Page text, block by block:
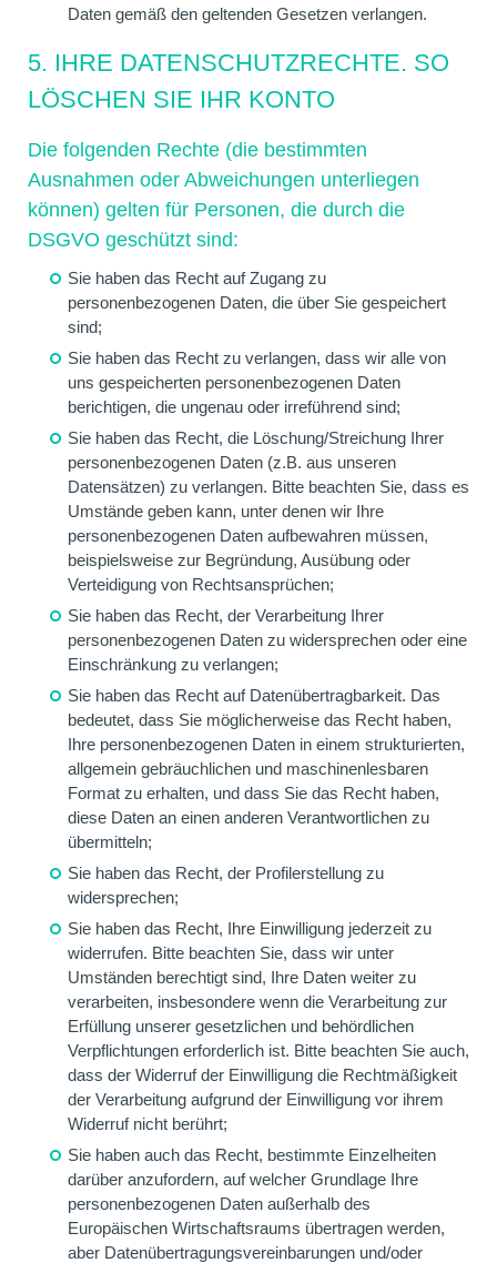
Daten gemäß den geltenden Gesetzen verlangen.
5. IHRE DATENSCHUTZRECHTE. SO
LÖSCHEN SIE IHR KONTO
Die folgenden Rechte (die bestimmten
Ausnahmen oder Abweichungen unterliegen
können) gelten für Personen, die durch die
DSGVO geschützt sind:
Sie haben das Recht auf Zugang zu
personenbezogenen Daten, die über Sie gespeichert
sind;
Sie haben das Recht zu verlangen, dass wir alle von
uns gespeicherten personenbezogenen Daten
berichtigen, die ungenau oder irreführend sind;
Sie haben das Recht, die Löschung/Streichung Ihrer
personenbezogenen Daten (z.B. aus unseren
Datensätzen) zu verlangen. Bitte beachten Sie, dass es
Umstände geben kann, unter denen wir Ihre
personenbezogenen Daten aufbewahren müssen,
beispielsweise zur Begründung, Ausübung oder
Verteidigung von Rechtsansprüchen;
Sie haben das Recht, der Verarbeitung Ihrer
personenbezogenen Daten zu widersprechen oder eine
Einschränkung zu verlangen;
Sie haben das Recht auf Datenübertragbarkeit. Das
bedeutet, dass Sie möglicherweise das Recht haben,
Ihre personenbezogenen Daten in einem strukturierten,
allgemein gebräuchlichen und maschinenlesbaren
Format zu erhalten, und dass Sie das Recht haben,
diese Daten an einen anderen Verantwortlichen zu
übermitteln;
Sie haben das Recht, der Profilerstellung zu
widersprechen;
Sie haben das Recht, Ihre Einwilligung jederzeit zu
widerrufen. Bitte beachten Sie, dass wir unter
Umständen berechtigt sind, Ihre Daten weiter zu
verarbeiten, insbesondere wenn die Verarbeitung zur
Erfüllung unserer gesetzlichen und behördlichen
Verpflichtungen erforderlich ist. Bitte beachten Sie auch,
dass der Widerruf der Einwilligung die Rechtmäßigkeit
der Verarbeitung aufgrund der Einwilligung vor ihrem
Widerruf nicht berührt;
Sie haben auch das Recht, bestimmte Einzelheiten
darüber anzufordern, auf welcher Grundlage Ihre
personenbezogenen Daten außerhalb des
Europäischen Wirtschaftsraums übertragen werden,
aber Datenübertragungsvereinbarungen und/oder